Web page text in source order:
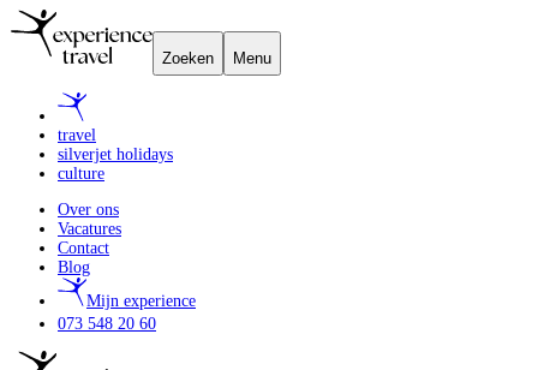
Zoeken Menu
travel
silverjet holidays
culture
Over ons
Vacatures
Contact
Blog
Mijn experience
073 548 20 60